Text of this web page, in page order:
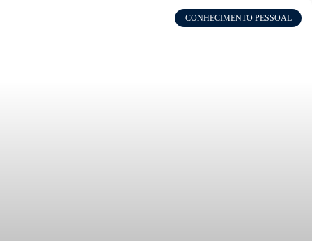
CONHECIMENTO PESSOAL